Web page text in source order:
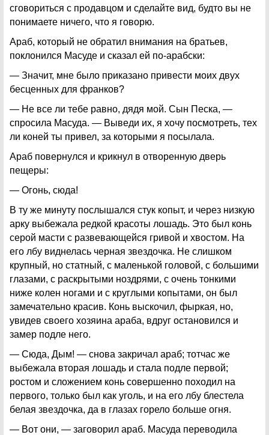
сговориться с продавцом и сделайте вид, будто вы не
понимаете ничего, что я говорю.
Араб, который не обратил внимания на братьев,
поклонился Масуде и сказал ей по-арабски:
— Значит, мне было приказано привести моих двух
бесценных для франков?
— Не все ли тебе равно, дядя мой. Сын Песка, —
спросила Масуда. — Выведи их, я хочу посмотреть, тех
ли коней ты привел, за которыми я посылала.
Араб повернулся и крикнул в отворенную дверь
пещеры:
— Огонь, сюда!
В ту же минуту послышался стук копыт, и через низкую
арку выбежала редкой красоты лошадь. Это был конь
серой масти с развевающейся гривой и хвостом. На
его лбу виднелась черная звездочка. Не слишком
крупный, но статный, с маленькой головой, с большими
глазами, с раскрытыми ноздрями, с очень тонкими
ниже колен ногами и с круглыми копытами, он был
замечательно красив. Конь выскочил, фыркая, но,
увидев своего хозяина араба, вдруг остановился и
замер подле него.
— Сюда, Дым! — снова закричал араб; тотчас же
выбежала вторая лошадь и стала подле первой;
ростом и сложением конь совершенно походил на
первого, только был как уголь, и на его лбу блестела
белая звездочка, да в глазах горело больше огня.
— Вот они, — заговорил араб. Масуда переводила